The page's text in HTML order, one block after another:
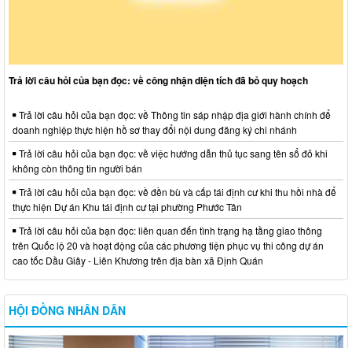
Trả lời câu hỏi của bạn đọc: về công nhận diện tích đã bỏ quy hoạch
Trả lời câu hỏi của bạn đọc: về Thông tin sáp nhập địa giới hành chính để
doanh nghiệp thực hiện hồ sơ thay đổi nội dung đăng ký chi nhánh
Trả lời câu hỏi của bạn đọc: về việc hướng dẫn thủ tục sang tên sổ đỏ khi
không còn thông tin người bán
Trả lời câu hỏi của bạn đọc: về đền bù và cấp tái định cư khi thu hồi nhà để
thực hiện Dự án Khu tái định cư tại phường Phước Tân
Trả lời câu hỏi của bạn đọc: liên quan đến tình trạng hạ tầng giao thông
trên Quốc lộ 20 và hoạt động của các phương tiện phục vụ thi công dự án
cao tốc Dầu Giây - Liên Khương trên địa bàn xã Định Quán
HỘI ĐỒNG NHÂN DÂN